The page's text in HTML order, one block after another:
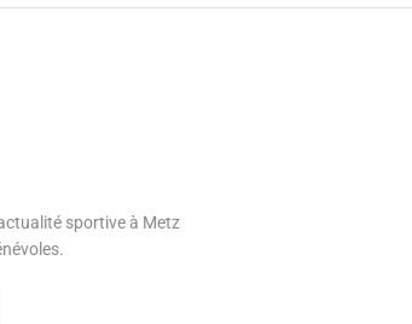
sportive à Metz